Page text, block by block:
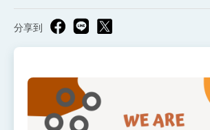
總統與五院院長新春茶敘 盼
國家邁出合作第一步
性突破 總統強調將以3大面向
升級 籲請立院全力支持並盡速
臺美簽署「對等貿易協定」確立
疊加 我輸美2072項產品豁免對
總統接受「法新社」（AFP）專
分享到